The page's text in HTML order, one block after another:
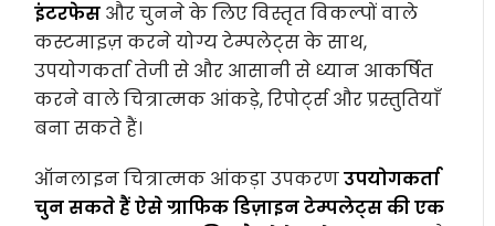
इंटरफेस और चुनने के लिए विस्तृत विकल्पों वाले
कस्टमाइज़ करने योग्य टेम्पलेट्स के साथ,
उपयोगकर्ता तेजी से और आसानी से ध्यान आकर्षित
करने वाले चित्रात्मक आंकड़े, रिपोर्ट्स और प्रस्तुतियाँ
बना सकते हैं।
ऑनलाइन चित्रात्मक आंकड़ा उपकरणउपयोगकर्ता
चुन सकते हैं ऐसे ग्राफिक डिज़ाइन टेम्पलेट्स की एक